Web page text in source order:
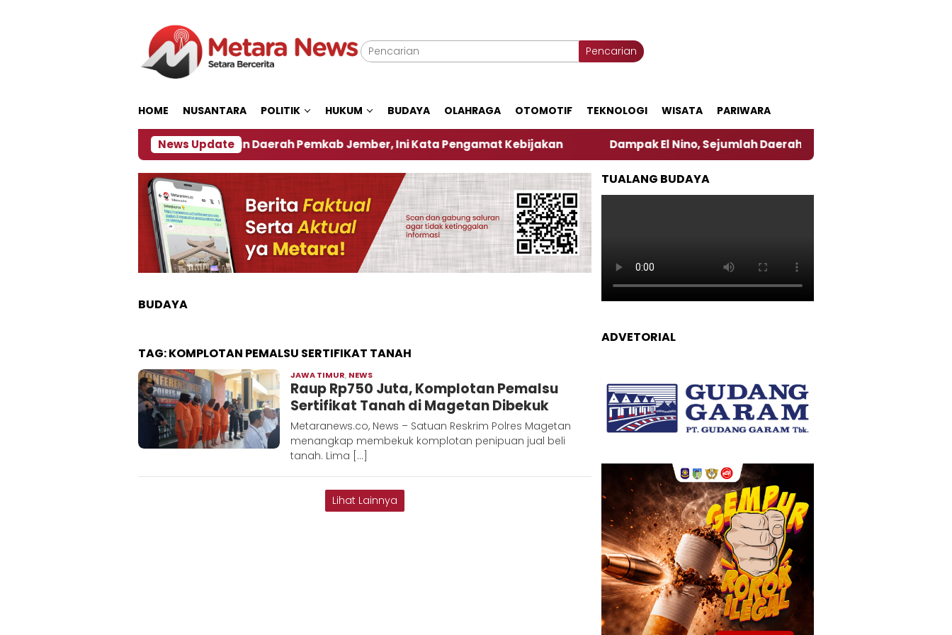
Pencarian
HOME NUSANTARA POLITIK HUKUM BUDAYA OLAHRAGA OTOMOTIF TEKNOLOGI WISATA PARIWARA
News Update
‎Soal Rencana Pinjaman Daerah Pemkab Jember, Ini Kata Pengamat Kebijakan ‎ Dampak El Nino, Sejumlah Daerah di Jember Alami Krisi Air
BUDAYA
TAG:KOMPLOTAN PEMALSU SERTIFIKAT TANAH
JAWA TIMUR, NEWS
Raup Rp750 Juta, Komplotan Pemalsu
Sertifikat Tanah di Magetan Dibekuk
Metaranews.co, News – Satuan Reskrim Polres Magetan
menangkap membekuk komplotan penipuan jual beli
tanah. Lima […]
Lihat Lainnya
TUALANG BUDAYA
ADVETORIAL